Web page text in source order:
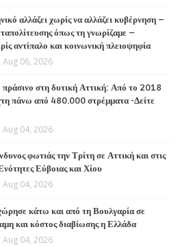
αλλάζει χωρίς να αλλάζει κυβέρνηση –
όπως τη γνωρίζαμε –
αντίπαλο και κοινωνική πλειοψηφία
Aug 06, 2026
πράσινο στη δυτική Αττική: Από το 2018
πάνω από 480.000 στρέμματα -Δείτε
Aug 04, 2026
φωτιάς την Τρίτη σε Αττική και στις
Εύβοιας και Χίου
Aug 04, 2026
κάτω και από τη Βουλγαρία σε
και κόστος διαβίωσης η Ελλάδα
Aug 04, 2026